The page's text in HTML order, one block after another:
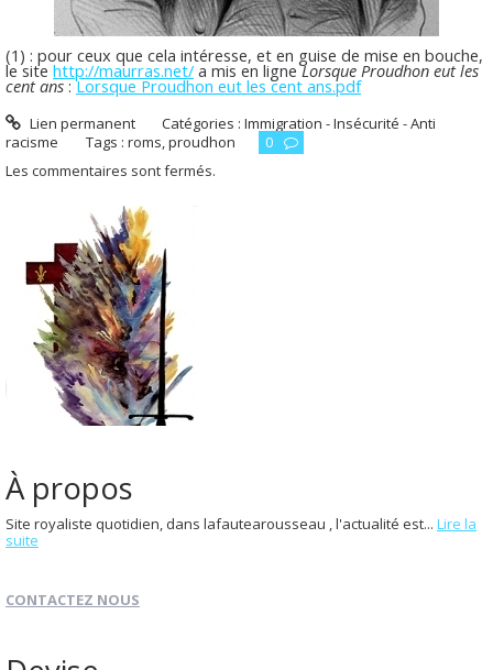
(1) : pour ceux que cela intéresse, et en guise de mise en bouche,
le site http://maurras.net/ a mis en ligneLorsque Proudhon eut les
cent ans:Lorsque Proudhon eut les cent ans.pdf
Lien permanent Catégories :Immigration - Insécurité - Anti
racisme
Tags : roms,proudhon
0
Les commentaires sont fermés.
À propos
Site royaliste quotidien, dans lafautearousseau , l'actualité est... Lire la
suite
CONTACTEZ NOUS